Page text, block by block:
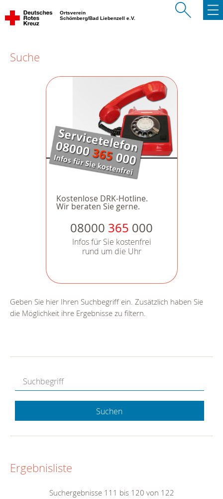
Ortsverein
Schömberg/Bad Liebenzell e.V.
Suche
Kostenlose DRK-Hotline.
Wir beraten Sie gerne.
08000 365 000
Infos für Sie kostenfrei
rund um die Uhr
Geben Sie hier Ihren Suchbegriff ein. Zusätzlich haben Sie
die Möglichkeit ihre Ergebnisse zu filtern.
Suchen
Ergebnisliste
Suchergebnisse 111 bis 120 von 122